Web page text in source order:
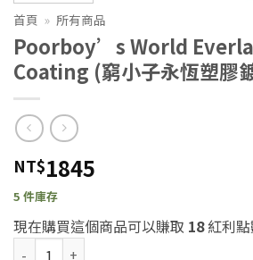
首頁 » 所有商品
Poorboy’s World
Coating (窮小子永恆塑膠
NT$1845
5 件庫存
現在購買這個商品可以賺取 18紅利點
Poorboy's World Everlasting Trim